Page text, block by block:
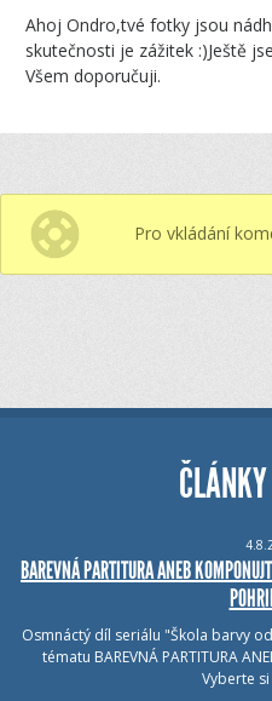
Ahoj Ondro,tvé fotky jsou
skutečnosti je zážitek :)Ještě
Všem doporučuji.
Pro vkládání
BAREVNÁ PARTITURA ANEB
Osmnáctý díl seriálu "Škola barvy
tématu BAREVNÁ PARTITURA
Vyberte